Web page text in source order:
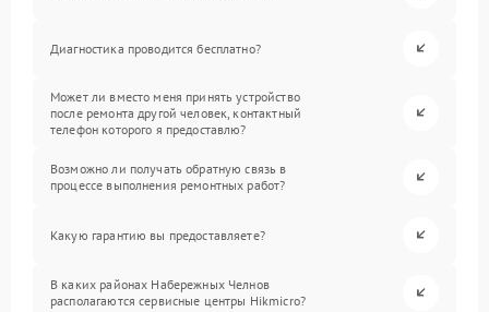
Диагностика проводится бесплатно?
Может ли вместо меня принять устройство
после ремонта другой человек, контактный
телефон которого я предоставлю?
Возможно ли получать обратную связь в
процессе выполнения ремонтных работ?
Какую гарантию вы предоставляете?
В каких районах Набережных Челнов
располагаются сервисные центры Hikmicro?